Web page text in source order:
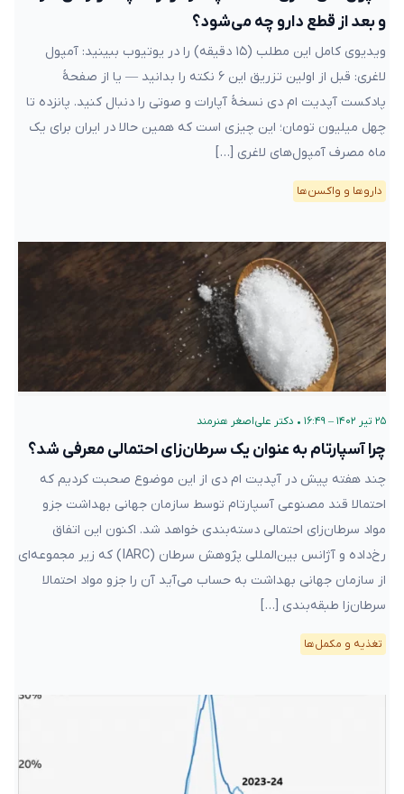
و بعد از قطع دارو چه می‌شود؟
ویدیوی کامل این مطلب (۱۵ دقیقه) را در یوتیوب ببینید: آمپول
لاغری: قبل از اولین تزریق این ۶ نکته را بدانید — یا از صفحهٔ
پادکست آپدیت ام دی نسخهٔ آپارات و صوتی را دنبال کنید. پانزده تا
چهل میلیون تومان؛ این چیزی است که همین حالا در ایران برای یک
ماه مصرف آمپول‌های لاغری […]
دارو‌ها و واکسن‌ها
۲۵ تیر ۱۴۰۲ – ۱۶:۴۹ • دکتر علی‌اصغر هنرمند
چرا آسپارتام به عنوان یک سرطان‌زای احتمالی معرفی شد؟
چند هفته پیش در آپدیت ام دی از این موضوع صحبت کردیم که
احتمالا قند مصنوعی آسپارتام توسط سازمان جهانی بهداشت جزو
مواد سرطان‌زای احتمالی دسته‌بندی خواهد شد. اکنون این اتفاق
رخ‌داده و آژانس بین‌المللی پژوهش‌ سرطان (IARC) که زیر مجموعه‌ای
از سازمان جهانی بهداشت به حساب می‌آید آن را جزو مواد احتمالا
سرطان‌زا طبقه‌بندی […]
تغذیه و مکمل‌ها